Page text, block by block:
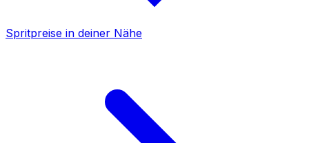
Spritpreise in deiner Nähe